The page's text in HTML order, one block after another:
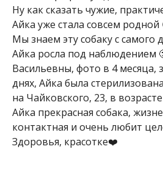
Ну как сказать чужие,
Айка уже стала совсем родной
Мы знаем эту собаку с самого
Айка росла под наблюдением
Васильевны, фото в 4 месяца,
днях, Айка была
на Чайковского, 23, в
Айка прекрасная собака,
контактная и очень любит
Здоровья, красотке❤️